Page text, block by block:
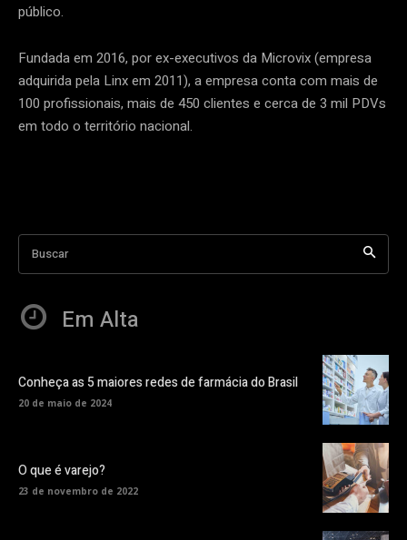
público.
Fundada em 2016, por ex-executivos da Microvix (empresa
adquirida pela Linx em 2011), a empresa conta com mais de
100 profissionais, mais de 450 clientes e cerca de 3 mil PDVs
em todo o território nacional.
Buscar
Em Alta
Conheça as 5 maiores redes de farmácia do Brasil
20 de maio de 2024
O que é varejo?
23 de novembro de 2022